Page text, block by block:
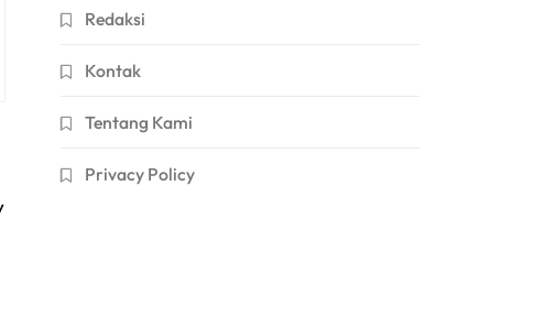
Redaksi
Kontak
Tentang Kami
Privacy Policy